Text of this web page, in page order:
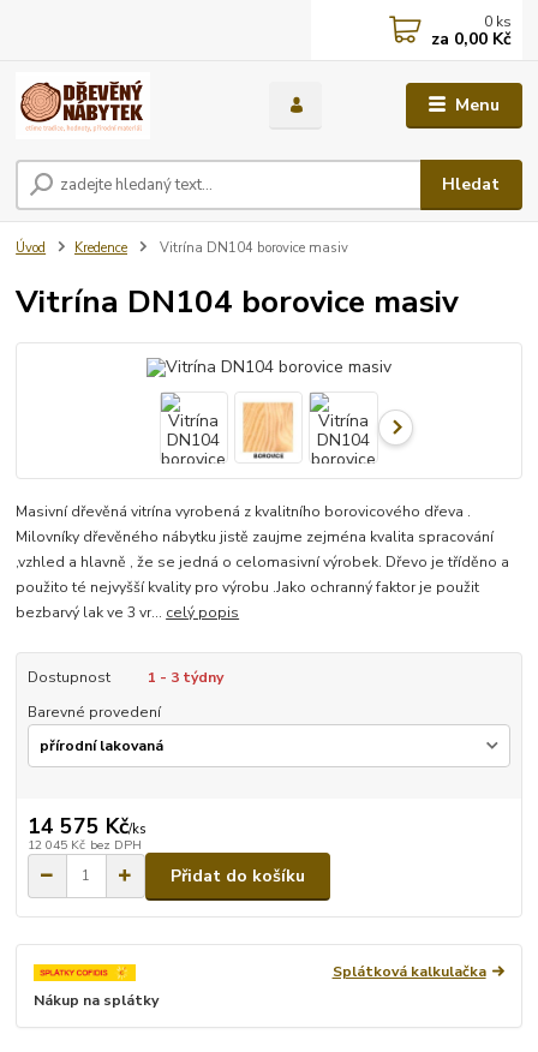
Menu
Hledat
0 ks
za 0,00 Kč
Úvod Kredence Vitrína DN104 borovice masiv
Vitrína DN104 borovice masiv
Masivní dřevěná vitrína vyrobená z kvalitního borovicového dřeva .
Milovníky dřevěného nábytku jistě zaujme zejména kvalita spracování
,vzhled a hlavně , že se jedná o celomasivní výrobek. Dřevo je tříděno a
použito té nejvyšší kvality pro výrobu .Jako ochranný faktor je použit
bezbarvý lak ve 3 vr... celý popis
Dostupnost
1 - 3 týdny
Barevné provedení
14 575 Kč/ks
12 045 Kč bez DPH
Přidat do košíku
Splátková kalkulačka
Nákup na splátky